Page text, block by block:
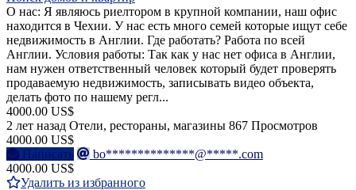
О нас: Я являюсь риелтором в крупной компании, наш офис
находится в Чехии. У нас есть много семей которые ищут себе
недвижимость в Англии. Где работать? Работа по всей
Англии. Условия работы: Так как у нас нет офиса в Англии,
нам нужен ответственный человек который будет проверять
продаваемую недвижимость, записывать видео объекта,
делать фото по нашему регл...
4000.00 US$
2 лет назад Отели, рестораны, магазины 867 Просмотров
4000.00 US$
Написать
bo**************@*****.com
4000.00 US$
Удалить из избранного